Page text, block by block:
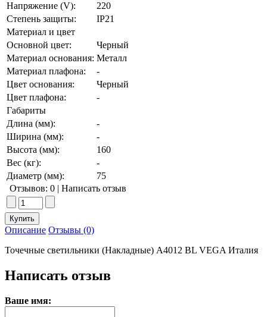
Напряжение (V):
220
Степень защиты:
IP21
Материал и цвет
Основной цвет:
Черный
Материал основания: Металл
Материал плафона:
-
Цвет основания:
Черный
Цвет плафона:
-
Габариты
Длина (мм):
-
Ширина (мм):
-
Высота (мм):
160
Вес (кг):
-
Диаметр (мм):
75
Отзывов: 0 | Написать отзыв
Описание Отзывы (0)
Точечные светильники (Накладные) A4012 BL VEGA Италия
Написать отзыв
Ваше имя: